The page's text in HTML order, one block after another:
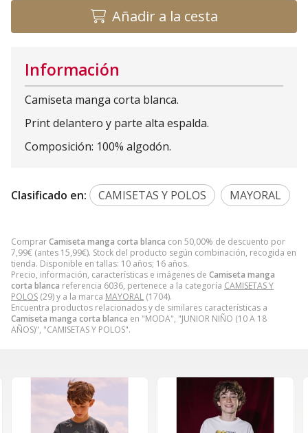
Añadir a la cesta
ComprarCamiseta manga corta blanca con 50,00% de descuento por
7,99€ (antes 15,99€). Stock del producto según combinación, recogida en
tienda. Disponible en tallas: 10 años; 16 años.
Precio, información, características e imágenes de Camiseta manga
corta blanca referencia 6036, pertenece a la categoría CAMISETAS Y
POLOS (29) y a la marca MAYORAL (1704).
Encuentra productos relacionados y de similares características a
Camiseta manga corta blanca en "MODA", "JUNIOR NIÑO (10 A 18
AÑOS)", "CAMISETAS Y POLOS".
Información
Camiseta manga corta blanca.
Print delantero y parte alta espalda.
Composición: 100% algodón.
Clasificado en: CAMISETAS Y POLOS MAYORAL